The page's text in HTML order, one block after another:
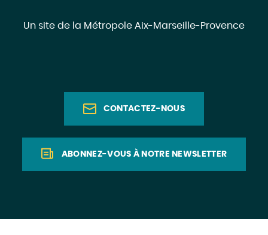
Un site de la Métropole Aix-Marseille-Provence
CONTACTEZ-NOUS
ABONNEZ-VOUS À NOTRE NEWSLETTER